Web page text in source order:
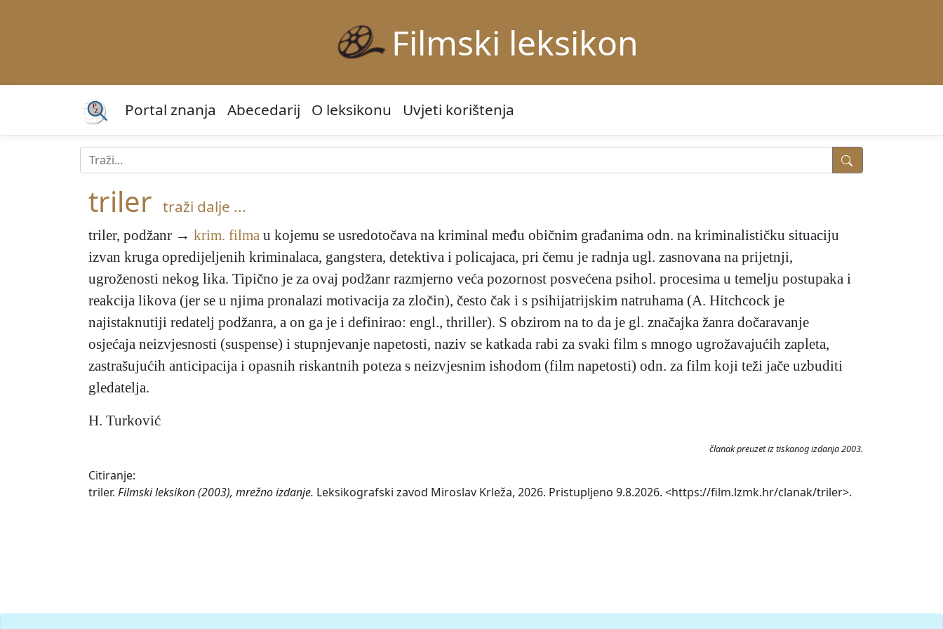
Filmski leksikon
Portal znanja Abecedarij O leksikonu Uvjeti korištenja
triler traži dalje ...
triler, podžanr → krim. filma u kojemu se usredotočava na kriminal među običnim građanima odn. na kriminalističku situaciju
izvan kruga opredijeljenih kriminalaca, gangstera, detektiva i policajaca, pri čemu je radnja ugl. zasnovana na prijetnji,
ugroženosti nekog lika. Tipično je za ovaj podžanr razmjerno veća pozornost posvećena psihol. procesima u temelju postupaka i
reakcija likova (jer se u njima pronalazi motivacija za zločin), često čak i s psihijatrijskim natruhama (A. Hitchcock je
najistaknutiji redatelj podžanra, a on ga je i definirao: engl., thriller). S obzirom na to da je gl. značajka žanra dočaravanje
osjećaja neizvjesnosti (suspense) i stupnjevanje napetosti, naziv se katkada rabi za svaki film s mnogo ugrožavajućih zapleta,
zastrašujućih anticipacija i opasnih riskantnih poteza s neizvjesnim ishodom (film napetosti) odn. za film koji teži jače uzbuditi
gledatelja.
H. Turković
članak preuzet iz tiskanog izdanja 2003.
Citiranje:
triler. Filmski leksikon (2003), mrežno izdanje. Leksikografski zavod Miroslav Krleža, 2026. Pristupljeno 9.8.2026. <https://film.lzmk.hr/clanak/triler>.